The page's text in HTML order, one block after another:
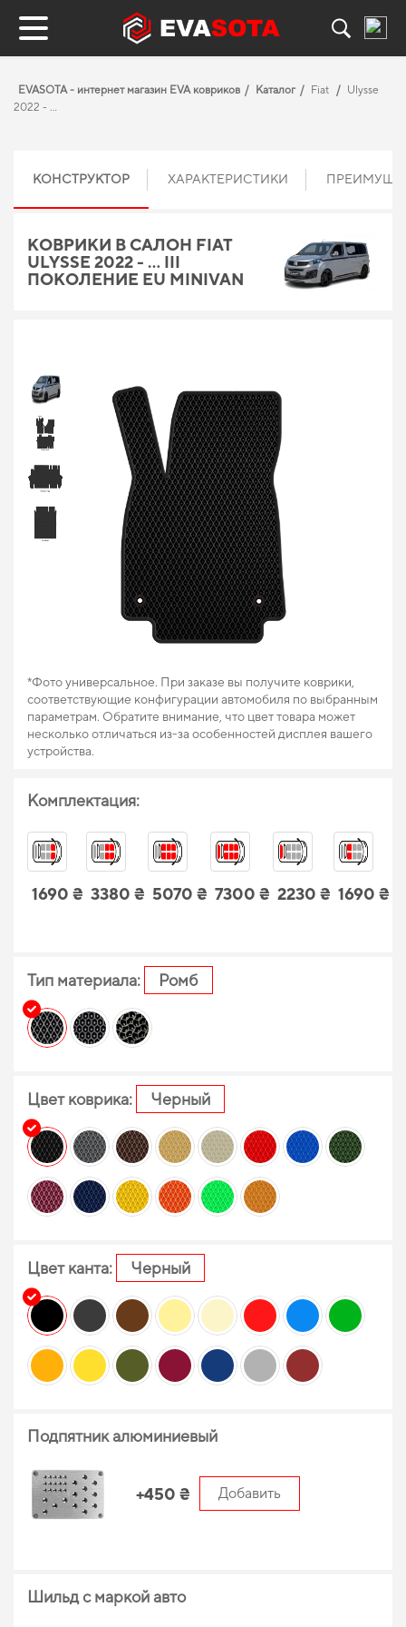
EVASOTA - интернет магазин EVA ковриков Каталог Fiat
Ulysse
2022 - ...
КОНСТРУКТОР ХАРАКТЕРИСТИКИ
КОВРИКИ В САЛОН FIAT
ULYSSE 2022 - ... III
ПОКОЛЕНИЕ EU MINIVAN
*Фото универсальное. При заказе вы получите коврики,
соответствующие конфигурации автомобиля по выбранным
параметрам. Обратите внимание, что цвет товара может
несколько отличаться из-за особенностей дисплея вашего
устройства.
Комплектация:
1690 ₴ 3380 ₴ 5070 ₴ 7300 ₴ 2230 ₴ 1690 ₴
Тип материала: Ромб
Цвет коврика: Черный
Цвет канта: Черный
Подпятник алюминиевый
+450 ₴ Добавить
Шильд с маркой авто